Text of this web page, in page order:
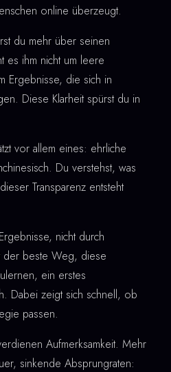
online überzeugt.
du mehr über seinen
es ihm nicht um leere
Ergebnisse, die sich in
Diese Klarheit spürst du in
vor allem eines: ehrliche
Du verstehst, was
Transparenz entsteht
nicht durch
der beste Weg, diese
ein erstes
Dabei zeigt sich schnell, ob
passen.
Aufmerksamkeit. Mehr
sinkende Absprungraten: